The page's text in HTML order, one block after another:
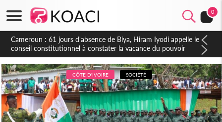
0
Côte d'Ivoire : Fin de la pagaille au PDCI-RDA, Lessiehi bannit
les mouvements sauvages
CÔTE D'IVOIRE SOCIÉTÉ